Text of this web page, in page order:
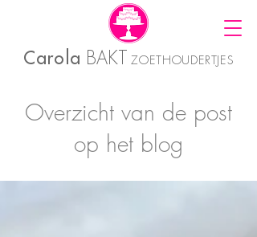
Carola BAKT ZOETHOUDERTJES
Overzicht van de post
op het blog